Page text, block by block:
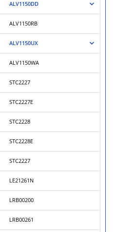
ALV1150DD
ALV1150RB
ALV1150UX
ALV1150WA
STC2227
STC2227E
STC2228
STC2228E
STC2227
LE21261N
LRB00200
LRB00261